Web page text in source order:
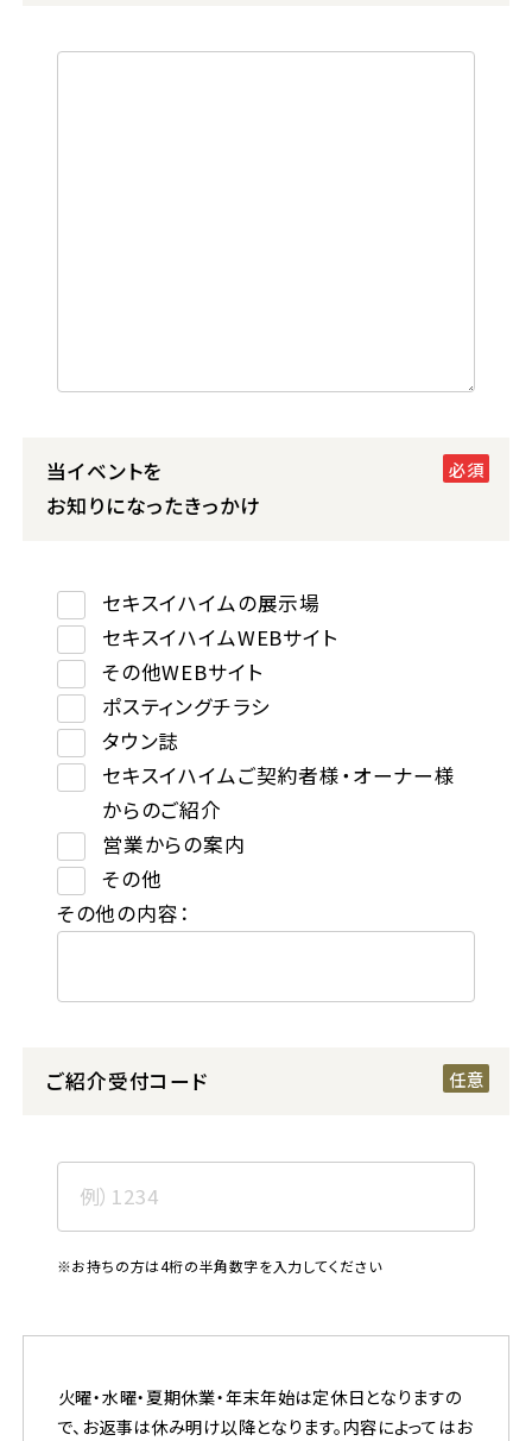
当イベントを
お知りになったきっかけ
セキスイハイムの展示場
セキスイハイムWEBサイト
その他WEBサイト
ポスティングチラシ
タウン誌
セキスイハイムご契約者様・オーナー様
からのご紹介
営業からの案内
その他
その他の内容：
ご紹介受付コード
※お持ちの方は4桁の半角数字を入力してください
火曜・水曜・夏期休業・年末年始は定休日となりますの
で、お返事は休み明け以降となります。内容によってはお